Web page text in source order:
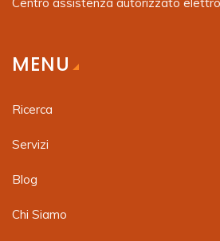
Centro assistenza autorizzato
MENU
Ricerca
Servizi
Blog
Chi Siamo